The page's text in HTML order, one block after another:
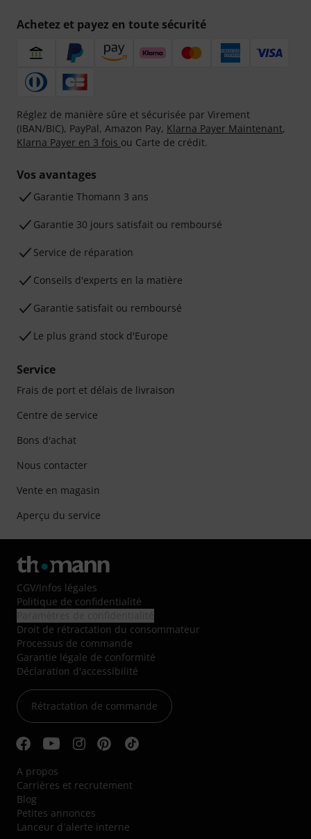
Achetez et payez en toute sécurité
Réglez de manière sûre et sécurisée par Virement
(IBAN/BIC), PayPal, Amazon Pay, Klarna Payer Maintenant,
Klarna Payer en 3 fois ou Carte de crédit.
Vos avantages
Ga­ran­tie Thomann 3 ans
Garantie 30 jours satisfait ou remboursé
Service de réparation
Conseils d'experts en la matière
Garantie satisfait ou remboursé
Le plus grand stock d'Europe
Service
Frais de port et délais de livraison
Centre de service
Bons d'achat
Nous contacter
Vente en magasin
Aperçu du service
CGV/Infos légales
Politique de confidentialité
Droit de rétractation du consommateur
Processus de commande
Garantie légale de conformité
Déclaration d'accessibilité
Rétractation de commande
A propos
Carrières et recrutement
Blog
Petites annonces
Lanceur d´alerte interne